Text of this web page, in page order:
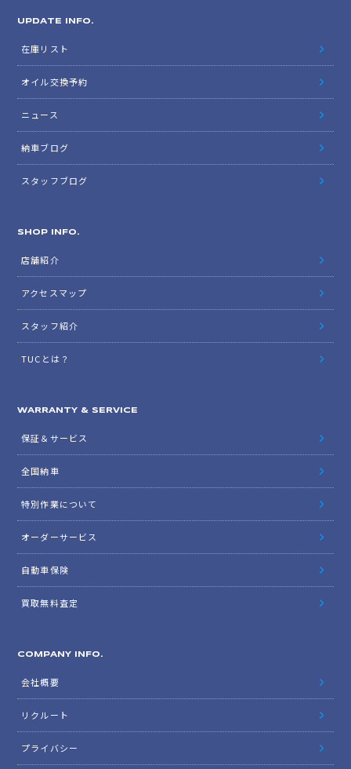
UPDATE INFO.
在庫リスト
オイル交換予約
ニュース
納車ブログ
スタッフブログ
SHOP INFO.
店舗紹介
アクセスマップ
スタッフ紹介
TUCとは？
WARRANTY & SERVICE
保証＆サービス
全国納車
特別作業について
オーダーサービス
自動車保険
買取無料査定
COMPANY INFO.
会社概要
リクルート
プライバシー